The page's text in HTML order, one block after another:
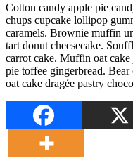
Cotton candy apple pie
chups cupcake lollipop
caramels. Brownie muffin
tart donut cheesecake.
carrot cake. Muffin oat
pie toffee gingerbread.
oat cake dragée pastry